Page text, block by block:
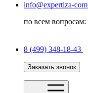
info@expertiza-
по всем
8 (499) 348-18-43
Заказать звонок